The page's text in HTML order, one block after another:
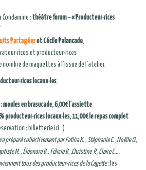
Condamine : théâtre forum–« Producteur·rices
Partagéeset Cécile Palancade,
et producteur·rices
nombre de maquettes à l’issue de l’atelier.
locaux·les,
moules en brasucade, 6,00€ l’assiette
producteur·rices locaux·les, 11,00€ le repas complet
: billetterie ici : )
préparé collectivement par Fatiha K. , Stéphanie C. ,Noëlle O.,
M. , Éléonore B., Félicie B. ,Christine P., Claire C.…
tous des producteur·rices de la Cagette : les